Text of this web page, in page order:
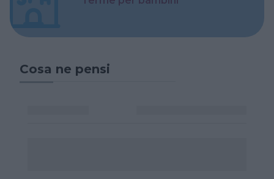
Cosa ne pensi